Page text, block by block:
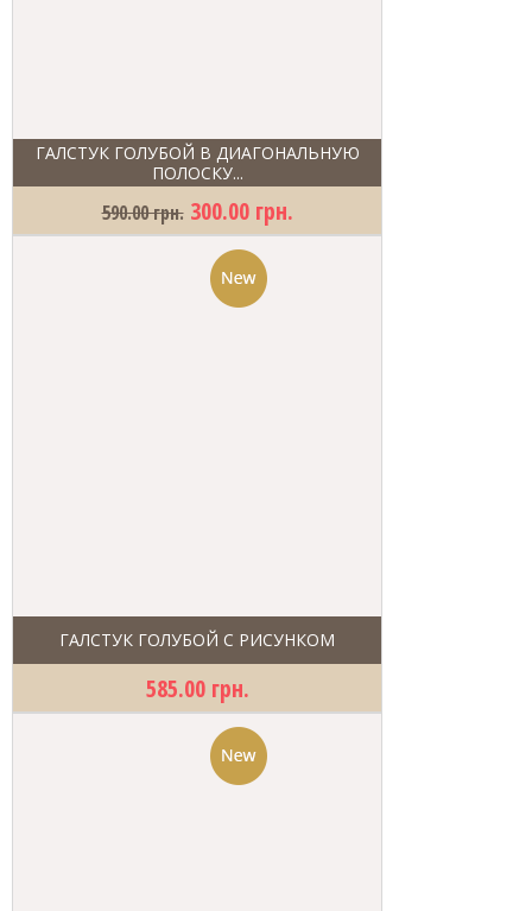
ГАЛСТУК ГОЛУБОЙ В ДИАГОНАЛЬНУЮ
ПОЛОСКУ...
590.00 грн. 300.00 грн.
ГАЛСТУК ГОЛУБОЙ С РИСУНКОМ
585.00 грн.